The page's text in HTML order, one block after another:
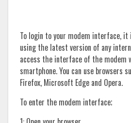
To login to your modem interface,
using the latest version of any
access the interface of the modem
smartphone. You can use browsers
Firefox, Microsoft Edge and Opera.
To enter the modem interface;